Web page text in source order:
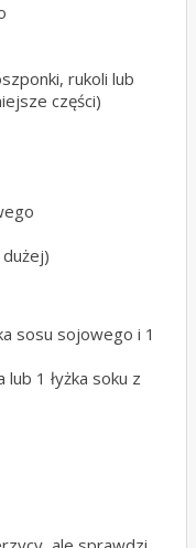
rukoli lub
części)
dużej)
sosu sojowego i 1
1 łyżka soku z